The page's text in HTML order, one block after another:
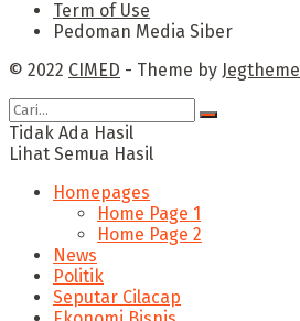
Term of Use
Pedoman Media Siber
© 2022 CIMED - Theme by Jegtheme
Tidak Ada Hasil
Lihat Semua Hasil
Homepages
Home Page 1
Home Page 2
News
Politik
Seputar Cilacap